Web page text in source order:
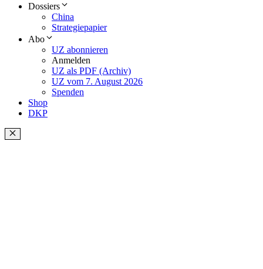
Dossiers
China
Strategiepapier
Abo
UZ abonnieren
Anmelden
UZ als PDF (Archiv)
UZ vom 7. August 2026
Spenden
Shop
DKP
Schließen